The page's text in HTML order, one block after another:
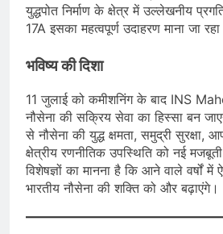
युद्धपोत निर्माण के क्षेत्र में उल्लेखनीय
17A इसका महत्वपूर्ण उदाहरण माना जा
भविष्य की दिशा
11 जुलाई को कमीशनिंग के बाद INS
नौसेना की सक्रिय सेवा का हिस्सा बन
से नौसेना की युद्ध क्षमता, समुद्री सुरक्षा,
क्षेत्रीय रणनीतिक उपस्थिति को नई
विशेषज्ञों का मानना है कि आने वाले वर्षों
भारतीय नौसेना की शक्ति को और बढ़ाएंगे।